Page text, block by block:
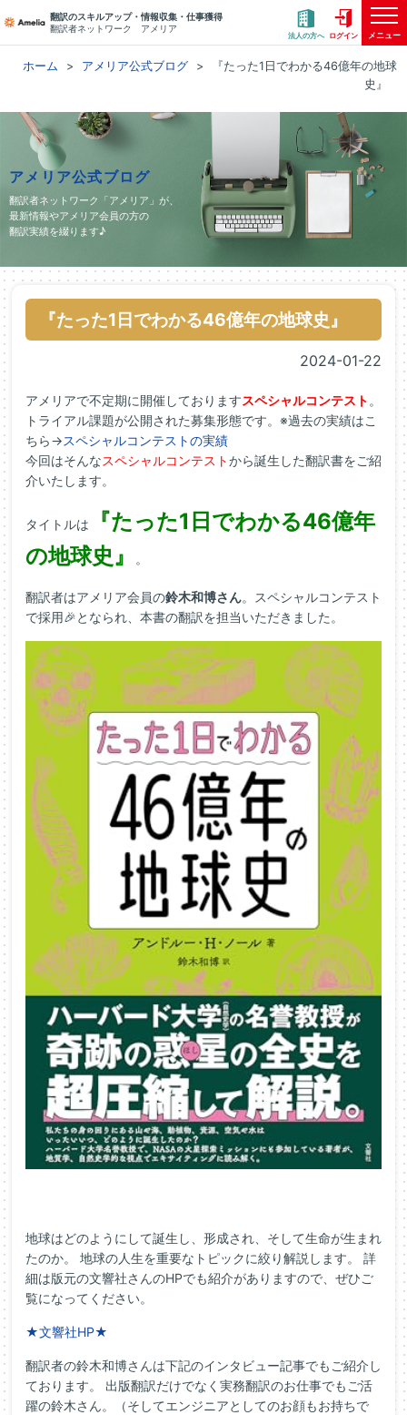
翻訳のスキルアップ・情報収集・仕事獲得
翻訳者ネットワーク アメリア
法人の方へ ログイン メニュー
ホーム アメリア公式ブログ
『たった1日でわかる46億年の地球
史』
アメリア公式ブログ
翻訳者ネットワーク「アメリア」が、
最新情報やアメリア会員の方の
翻訳実績を綴ります♪
『たった1日でわかる46億年の地球史』
2024-01-22
アメリアで不定期に開催しておりますスペシャルコンテスト 。
トライアル課題が公開された募集形態です。※過去の実績はこ
ちら→スペシャルコンテストの実績
今回はそんなスペシャルコンテストから誕生した翻訳書をご紹
介いたします。
タイトルは
『たった1日でわかる46億年
の地球史』
。
翻訳者はアメリア会員の鈴木和博さん。スペシャルコンテスト
で採用🎉となられ、本書の翻訳を担当いただきました。
地球はどのようにして誕生し、形成され、そして生命が生まれ
たのか。 地球の人生を重要なトピックに絞り解説します。 詳
細は版元の文響社さんのHPでも紹介がありますので、ぜひご
覧になってください。
★文響社HP★
翻訳者の鈴木和博さんは下記のインタビュー記事でもご紹介し
ております。 出版翻訳だけでなく実務翻訳のお仕事でもご活
躍の鈴木さん。（そしてエンジニアとしてのお顔もお持ちで